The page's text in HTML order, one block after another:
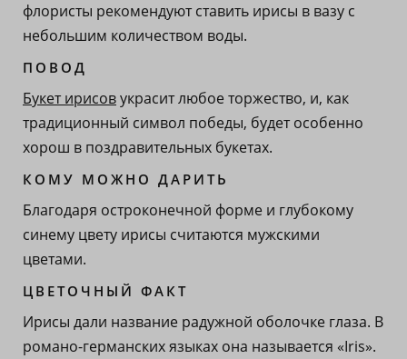
флористы рекомендуют ставить ирисы в вазу с
небольшим количеством воды.
ПОВОД
Букет ирисовукрасит любое торжество, и, как
традиционный символ победы, будет особенно
хорош в поздравительных букетах.
КОМУ МОЖНО ДАРИТЬ
Благодаря остроконечной форме и глубокому
синему цвету ирисы считаются мужскими
цветами.
ЦВЕТОЧНЫЙ ФАКТ
Ирисы дали название радужной оболочке глаза. В
романо-германских языках она называется «Iris».